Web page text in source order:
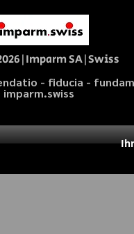
SA|Swiss
- fiducia -
imparm.swiss